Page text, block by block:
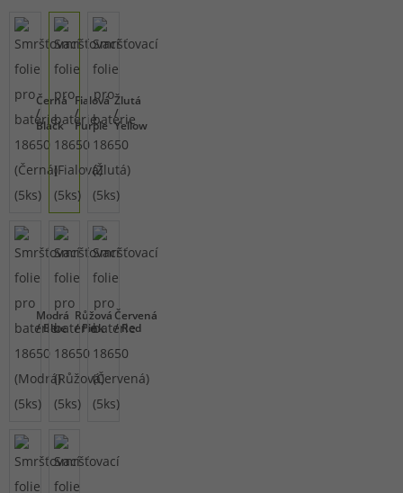
Černá
/
Black
Fialová
/
Purple
Žlutá
/
Yellow
Modrá
/ Blue
Růžová
/ Pink
Červená
/ Red